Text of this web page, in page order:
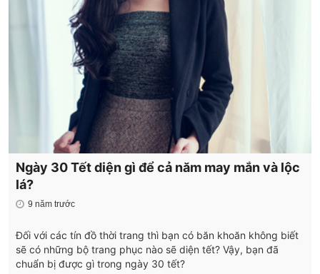
Ngày 30 Tết diện gì để cả năm may mắn và lộc
lá?
9 năm trước
Đối với các tín đồ thời trang thì bạn có băn khoăn không biết
sẽ có những bộ trang phục nào sẽ diện tết? Vậy, bạn đã
chuẩn bị được gì trong ngày 30 tết?